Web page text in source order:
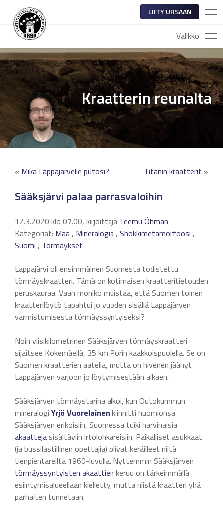
LIITY URSAAN
Valikko
Kraatterin reunalta
« Mikä Lappajärvelle putosi? Titanin kraatterit »
Sääksjärvi palaa parrasvaloihin
12.3.2020 klo 07.00, kirjoittaja Teemu Öhman
Kategoriat: Maa, Mineralogia, Shokkimetamorfoosi ,
Suomi , Törmäykset
Lappajärvi oli ensimmäinen Suomesta todistettu
törmäyskraatteri. Tämä on kotimaisen kraatteritietouden
peruskauraa. Vaan moniko muistaa, että Suomen toinen
kraatterilöytö tapahtui jo vuoden sisällä Lappajärven
varmistumisesta törmäyssyntyiseksi?
Noin viisikilometrinen Sääksjärven törmäyskraatteri
sijaitsee Kokemäellä, 35 km Porin kaakkoispuolella. Se on
Suomen kraatterien aatelia, mutta on hivenen jäänyt
Lappajärven varjoon jo löytymisestään alkaen.
Sääksjärven törmäystarina alkoi, kun Outokummun
mineralogiYrjö Vuorelainen kiinnitti huomionsa
Sääksjärven erikoisiin, Suomessa tuiki harvinaisia
akaatteja sisältäviin irtolohkareisiin. Paikalliset asukkaat
(ja bussilastillinen opettajia) olivat keräilleet niitä
tienpientareilta 1960-luvulla. Nyttemmin Sääksjärven
törmäyssyntyisten akaattien keruu on tärkeimmällä
esiintymisalueellaan kielletty, mutta niistä kraatteri yhä
parhaiten tunnetaan.